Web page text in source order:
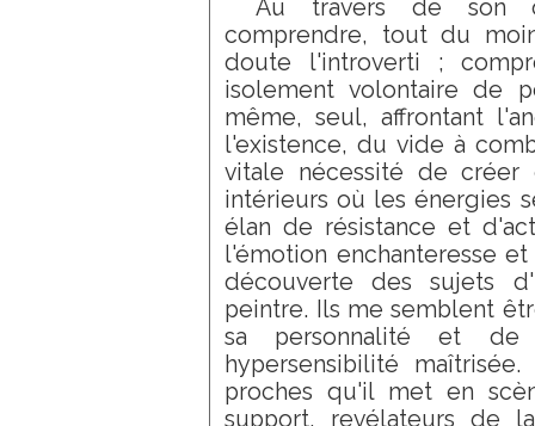
Au travers de son
comprendre, tout du
doute l'introverti ;
isolement volontaire de
même, seul, affrontant
l'existence, du vide à
vitale nécessité de créer
intérieurs où les énergies
élan de résistance et
l'émotion enchanteresse
découverte des sujets
peintre. Ils me semblent
sa personnalité et de
hypersensibilité
proches qu'il met en
support, revélateurs de